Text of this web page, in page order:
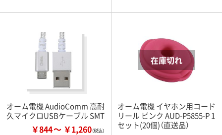
オーム電機 AudioComm 高耐
久マイクロUSBケーブル SMT
￥844 ￥1,260
オーム電機 イヤホン用コード
リール ピンク AUD-P5855-P 1
セット(20個)（直送品）